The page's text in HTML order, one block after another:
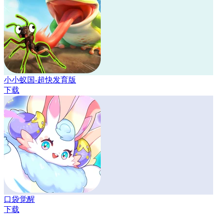
小小蚁国-超快发育版
下载
口袋觉醒
下载